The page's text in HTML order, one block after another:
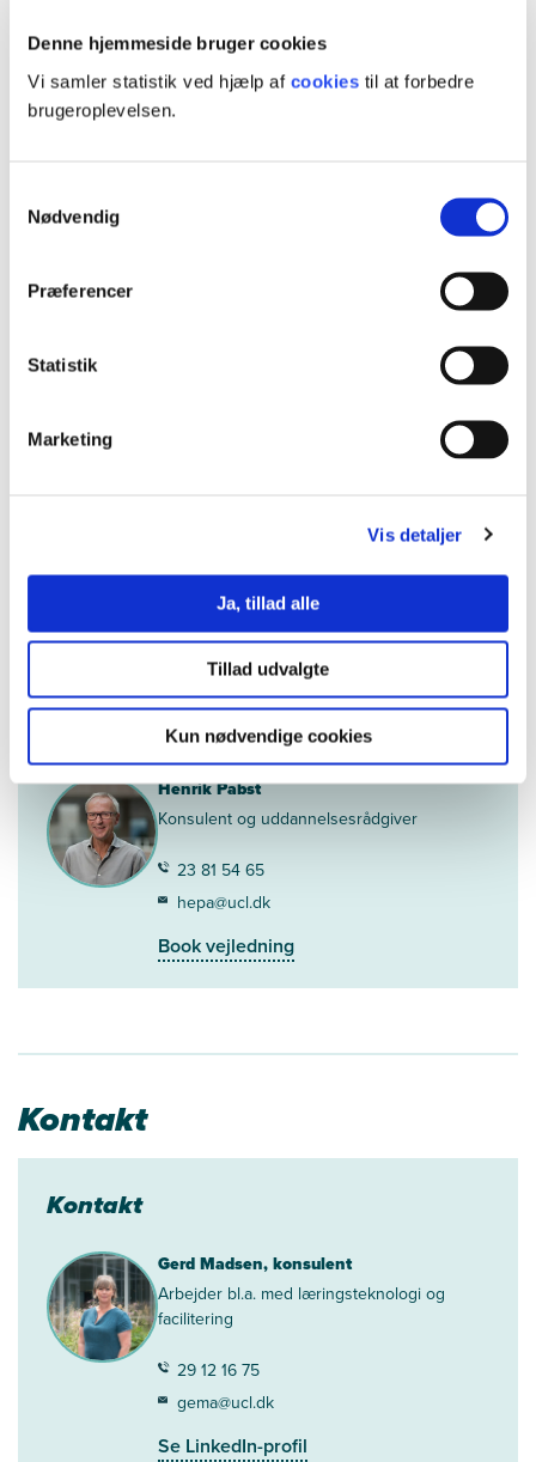
Denne hjemmeside bruger cookies
Vi samler statistik ved hjælp af cookies til at forbedre
brugeroplevelsen.
Nødvendig
Præferencer
Statistik
Marketing
Vis detaljer
Ja, tillad alle
Tillad udvalgte
Kun nødvendige cookies
Få hele eller dele af din efteruddannelse betalt. Der er forskellige
støttemuligheder - afhængig af, hvor du er ansat.
Book vejledning
Henrik Pabst
Konsulent og uddannelsesrådgiver
23 81 54 65
hepa@ucl.dk
Book vejledning
Kontakt
Kontakt
Gerd Madsen, konsulent
Arbejder bl.a. med læringsteknologi og
facilitering
29 12 16 75
gema@ucl.dk
Se LinkedIn-profil